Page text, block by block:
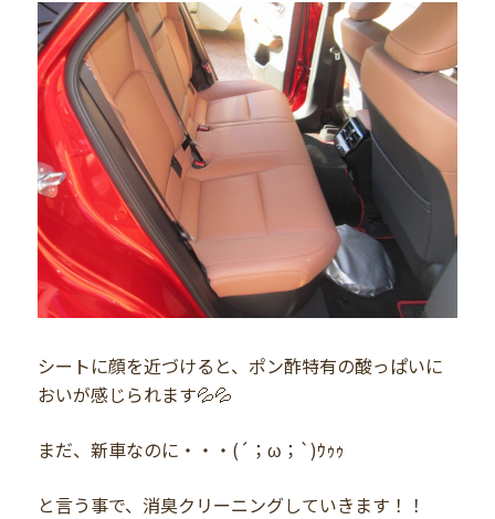
シートに顔を近づけると、ポン酢特有の酸っぱいに
おいが感じられます💦💦
まだ、新車なのに・・・(´；ω；`)ｳｩｩ
と言う事で、消臭クリーニングしていきます！！